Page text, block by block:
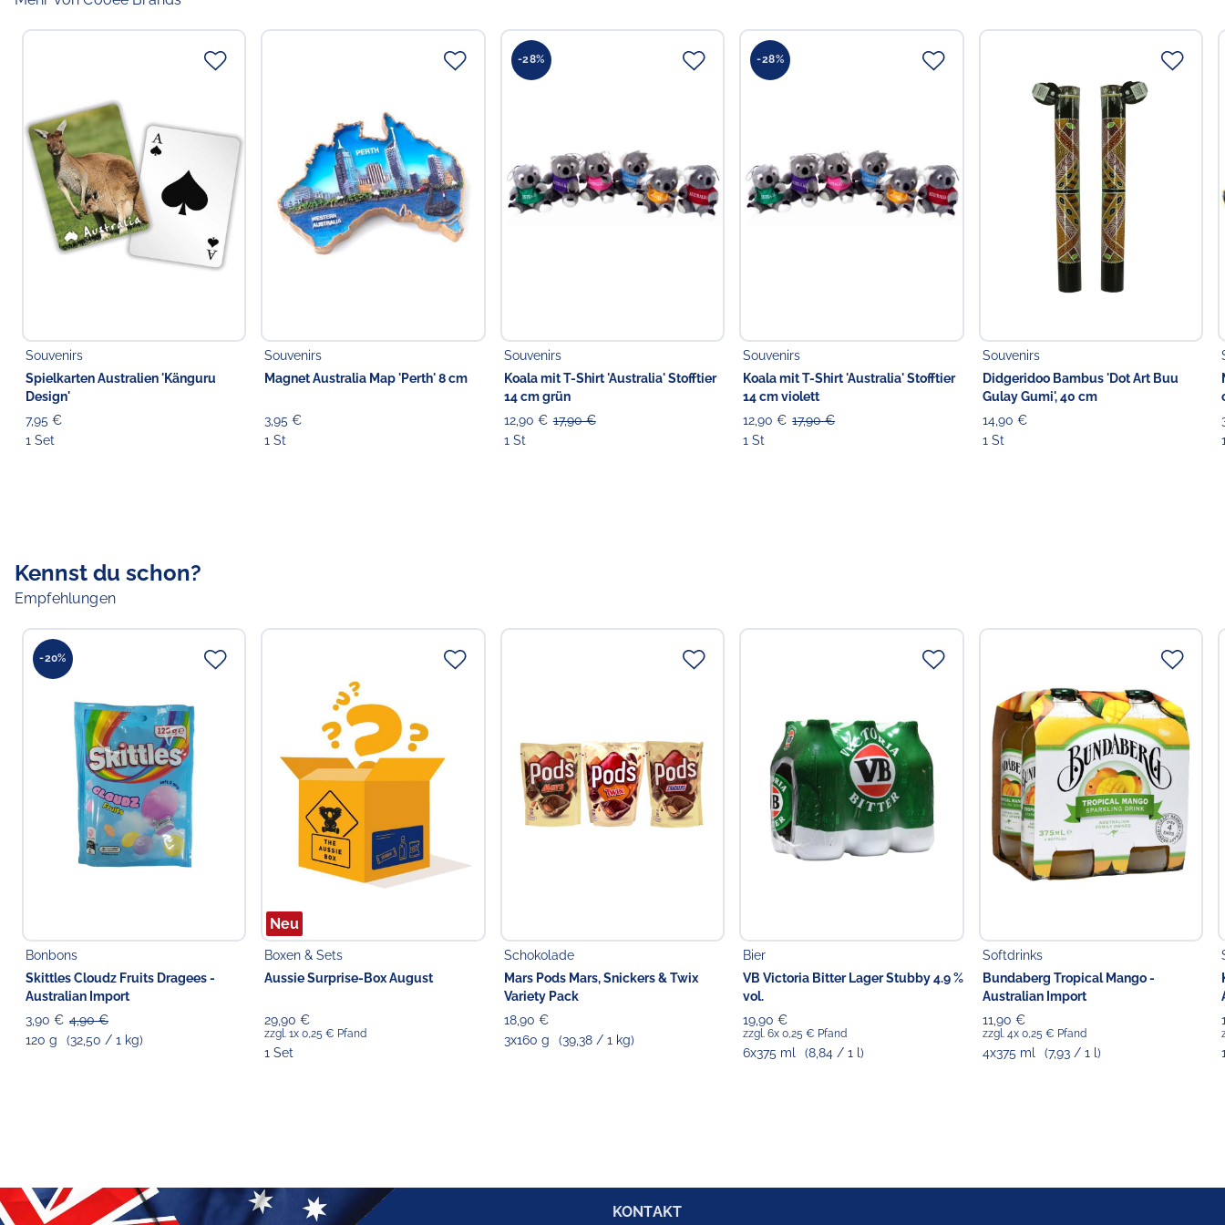
Choppy's Food & Non-Food GmbH
Koldingstr. 1B
22769 Hamburg
Souvenirs
Spielkarten Australien 'Känguru
Design'
7,95 €
1 Set
Souvenirs
Magnet Australia Map 'Perth' 8 cm
3,95 €
1 St
-28%
Souvenirs
Koala mit T-Shirt 'Australia' Stofftier
14 cm grün
12,90 € 17,90 €
1 St
-28%
Souvenirs
Koala mit T-Shirt 'Australia' Stofftier
14 cm violett
12,90 € 17,90 €
1 St
Souvenirs
Didgeridoo Bambus 'Dot Art Buu
Gulay Gumi', 40 cm
14,90 €
1 St
Kennst du schon?
Empfehlungen
-20%
Bonbons
Skittles Cloudz Fruits Dragees -
Australian Import
3,90 € 4,90 €
120 g
(32,50 / 1 kg)
Neu
Boxen & Sets
Aussie Surprise-Box August
29,90 €
zzgl. 1x 0,25 € Pfand
1 Set
Schokolade
Mars Pods Mars, Snickers & Twix
Variety Pack
18,90 €
3x160 g
(39,38 / 1 kg)
Bier
VB Victoria Bitter Lager Stubby 4.9 %
vol.
19,90 €
zzgl. 6x 0,25 € Pfand
6x375 ml (8,84 / 1 l)
Softdrinks
Bundaberg Tropical Mango -
Australian Import
11,90 €
zzgl. 4x 0,25 € Pfand
4x375 ml (7,93 / 1 l)
KONTAKT